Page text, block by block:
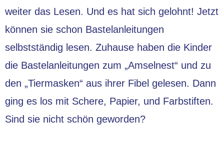
weiter das Lesen. Und es hat sich gelohnt! Jetzt
können sie schon Bastelanleitungen
selbstständig lesen. Zuhause haben die Kinder
die Bastelanleitungen zum „Amselnest“ und zu
den „Tiermasken“ aus ihrer Fibel gelesen. Dann
ging es los mit Schere, Papier, und Farbstiften.
Sind sie nicht schön geworden?